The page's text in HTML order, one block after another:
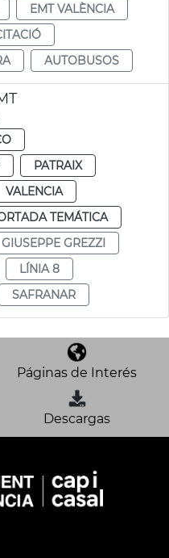
EMT VALÈNCIA
AUTOBUSOS
PATRAIX
VALENCIA
TEMÁTICA
GIUSEPPE GREZZI
LÍNIA 8
SAFRANAR
Páginas de Interés
Descargas